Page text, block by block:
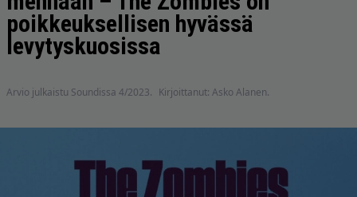
poikkeuksellisen hyvässä
levytyskuosissa
Arvio julkaistu Soundissa 4/2023. Kirjoittanut: Asko Alanen.